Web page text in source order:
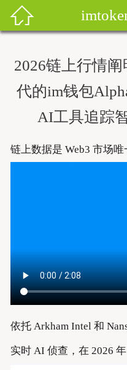

2026链上行情
代的im钱包
AI工具追踪
链上数据是 Web3 市场
依托 Arkham Intel 和
实时 AI 侦查，在 2026 年